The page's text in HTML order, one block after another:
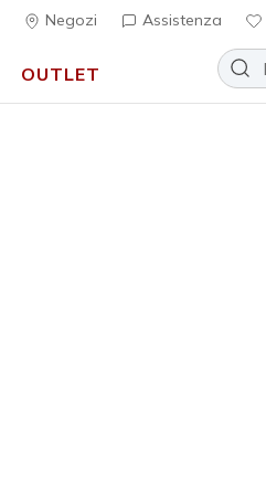
Negozi Assistenza
OUTLET